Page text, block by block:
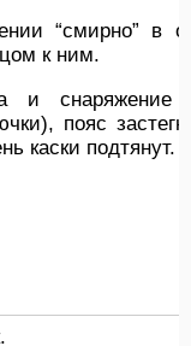
“смирно” в
к ним.
и снаряжение
пояс
каски подтянут.